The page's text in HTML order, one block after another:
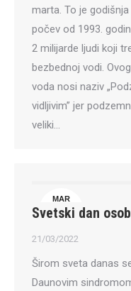
marta. To je
počev od 1993.
2 milijarde ljudi koji
bezbednoj vodi.
voda nosi naziv
vidljivim” jer
veliki…
MAR
21
Svetski dan
21/03/2022
Širom sveta danas
Daunovim